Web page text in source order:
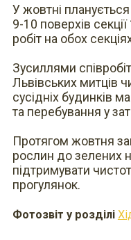
У жовтні
9-10 поверхів
робіт на обох
Зусиллями
Львівських митців
сусідніх будинків
та перебування у
Протягом жовтня
рослин до зелених
підтримувати
прогулянок.
Фотозвіт у розділі